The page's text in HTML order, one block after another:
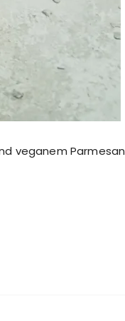
veganem Parmesan